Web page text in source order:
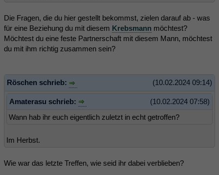
Die Fragen, die du hier gestellt bekommst, zielen darauf ab - was
für eine Beziehung du mit diesem Krebsmann möchtest?
Möchtest du eine feste Partnerschaft mit diesem Mann, möchtest
du mit ihm richtig zusammen sein?
(10.02.2024 09:14)
Röschen schrieb:
(10.02.2024 07:58)
Amaterasu schrieb:
Wann hab ihr euch eigentlich zuletzt in echt getroffen?
Im Herbst.
Wie war das letzte Treffen, wie seid ihr dabei verblieben?